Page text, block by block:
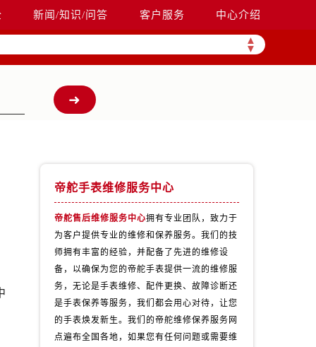
新闻/知识/问答 客户服务 中心介绍
▲
▼
帝舵手表维修服务中心
帝舵售后维修服务中心拥有专业团队，致力于
为客户提供专业的维修和保养服务。我们的技
师拥有丰富的经验，并配备了先进的维修设
备，以确保为您的帝舵手表提供一流的维修服
务，无论是手表维修、配件更换、故障诊断还
是手表保养等服务，我们都会用心对待，让您
的手表焕发新生。我们的帝舵维修保养服务网
点遍布全国各地，如果您有任何问题或需要维